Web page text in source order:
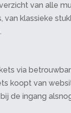
van alle
klassieke
via
koopt van
de ingang